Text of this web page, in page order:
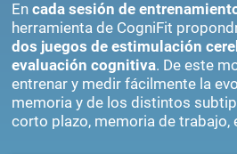
Encada sesión de
herramienta de CogniFit
dos juegos de estimulación
evaluación cognitiva. De este
entrenar y medir fácilmente la
memoria y de los distintos
corto plazo, memoria de trabajo,